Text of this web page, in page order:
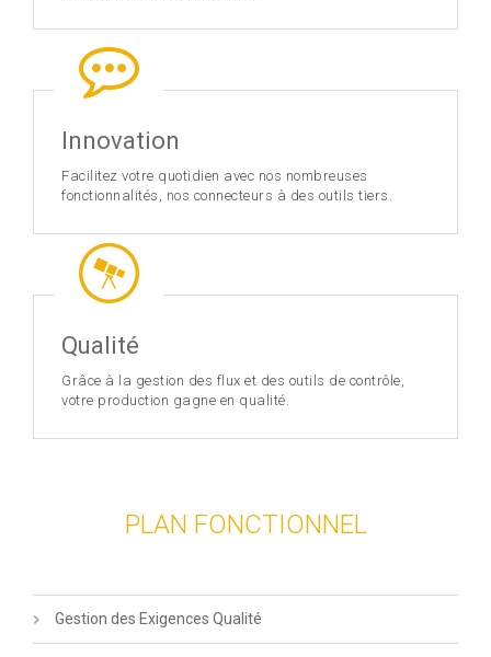
Innovation
Facilitez votre quotidien avec nos nombreuses
fonctionnalités, nos connecteurs à des outils tiers.
Qualité
Grâce à la gestion des flux et des outils de contrôle,
votre production gagne en qualité.
PLAN FONCTIONNEL
Gestion des Exigences Qualité